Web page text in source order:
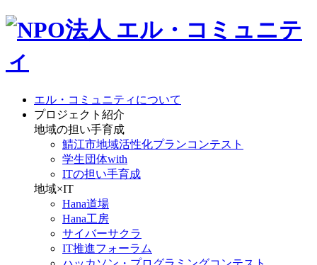
エル・コミュニティについて
プロジェクト紹介
地域の担い手育成
鯖江市地域活性化プランコンテスト
学生団体with
ITの担い手育成
地域×IT
Hana道場
Hana工房
サイバーサクラ
IT推進フォーラム